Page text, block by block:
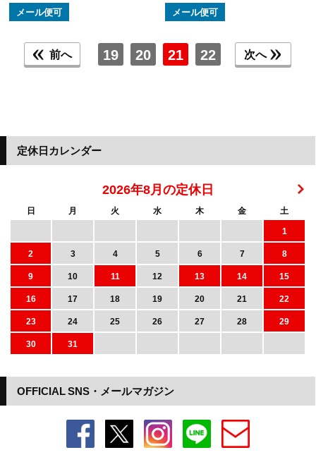
メール便可 メール便可
前へ 19 20 21 22 次へ
OFFICIAL SNS・メールマガジン
定休日カレンダー
2026年8月の定休日
日 月 火 水 木 金
土
1
2
3 4 5 6 7
8
9
10 11 12 13 14
15
16
17 18 19 20 21
22
23
24 25 26 27 28
29
30
31